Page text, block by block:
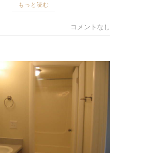
もっと読む
コメントなし